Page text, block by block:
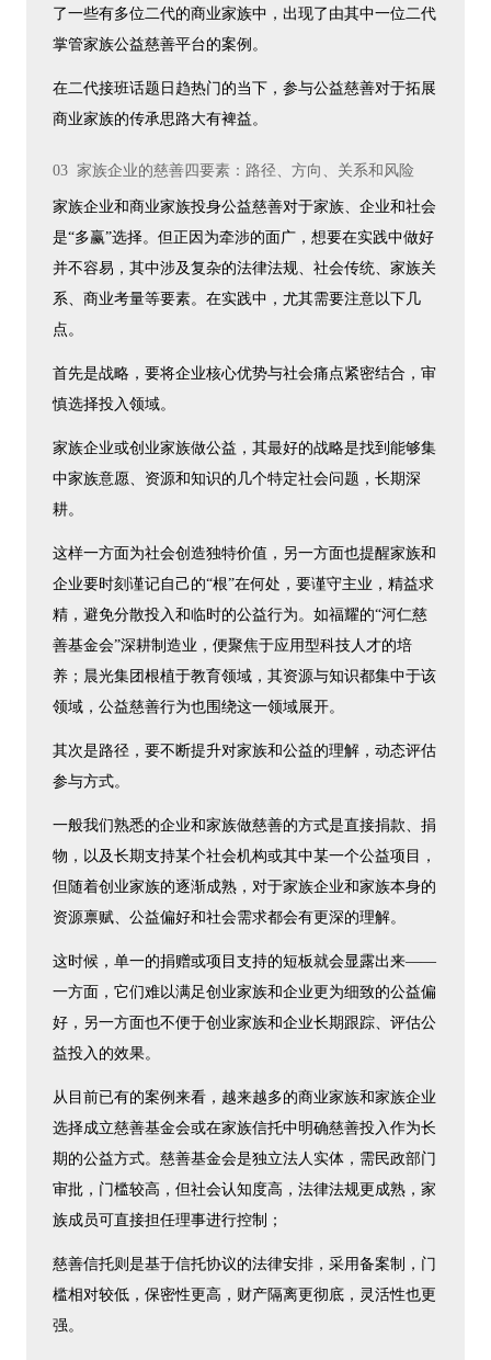
了一些有多位二代的商业家族中，出现了由其中一位二代
掌管家族公益慈善平台的案例。
在二代接班话题日趋热门的当下，参与公益慈善对于拓展
商业家族的传承思路大有裨益。
03 家族企业的慈善四要素：路径、方向、关系和风险
家族企业和商业家族投身公益慈善对于家族、企业和社会
是“多赢”选择。但正因为牵涉的面广，想要在实践中做好
并不容易，其中涉及复杂的法律法规、社会传统、家族关
系、商业考量等要素。在实践中，尤其需要注意以下几
点。
首先是战略，要将企业核心优势与社会痛点紧密结合，审
慎选择投入领域。
家族企业或创业家族做公益，其最好的战略是找到能够集
中家族意愿、资源和知识的几个特定社会问题，长期深
耕。
这样一方面为社会创造独特价值，另一方面也提醒家族和
企业要时刻谨记自己的“根”在何处，要谨守主业，精益求
精，避免分散投入和临时的公益行为。如福耀的“河仁慈
善基金会”深耕制造业，便聚焦于应用型科技人才的培
养；晨光集团根植于教育领域，其资源与知识都集中于该
领域，公益慈善行为也围绕这一领域展开。
其次是路径，要不断提升对家族和公益的理解，动态评估
参与方式。
一般我们熟悉的企业和家族做慈善的方式是直接捐款、捐
物，以及长期支持某个社会机构或其中某一个公益项目，
但随着创业家族的逐渐成熟，对于家族企业和家族本身的
资源禀赋、公益偏好和社会需求都会有更深的理解。
这时候，单一的捐赠或项目支持的短板就会显露出来——
一方面，它们难以满足创业家族和企业更为细致的公益偏
好，另一方面也不便于创业家族和企业长期跟踪、评估公
益投入的效果。
从目前已有的案例来看，越来越多的商业家族和家族企业
选择成立慈善基金会或在家族信托中明确慈善投入作为长
期的公益方式。慈善基金会是独立法人实体，需民政部门
审批，门槛较高，但社会认知度高，法律法规更成熟，家
族成员可直接担任理事进行控制；
慈善信托则是基于信托协议的法律安排，采用备案制，门
槛相对较低，保密性更高，财产隔离更彻底，灵活性也更
强。